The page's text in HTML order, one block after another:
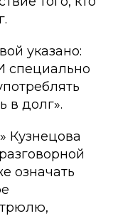
указано:
специально
в долг».
Кузнецова
означать